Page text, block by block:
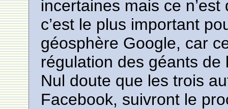
incertaines mais ce
c’est le plus important
géosphère Google, car
régulation des géants
Nul doute que les trois
Facebook, suivront le